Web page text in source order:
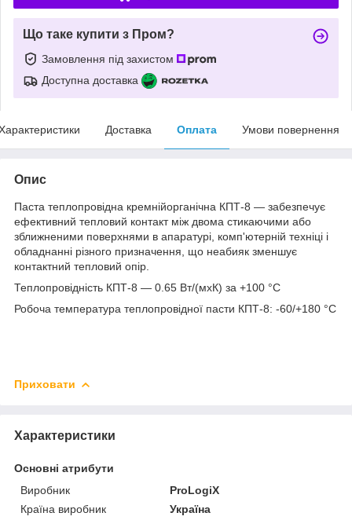
Що таке купити з Пром?
Замовлення під захистом
Доступна доставка
Доставка Оплата Умови повернення
Опис
Паста теплопровідна кремнійорганічна КПТ-8 — забезпечує
ефективний тепловий контакт між двома стикаючими або
зближненими поверхнями в апаратурі, комп'ютерній техніці і
обладнанні різного призначення, що неабияк зменшує
контактний тепловий опір.
Теплопровідність КПТ-8 — 0.65 Вт/(мхК) за +100 °C
Робоча температура теплопровідної пасти КПТ-8: -60/+180 °C
Приховати
Характеристики
Основні атрибути
Виробник
ProLogiX
Країна виробник
Україна